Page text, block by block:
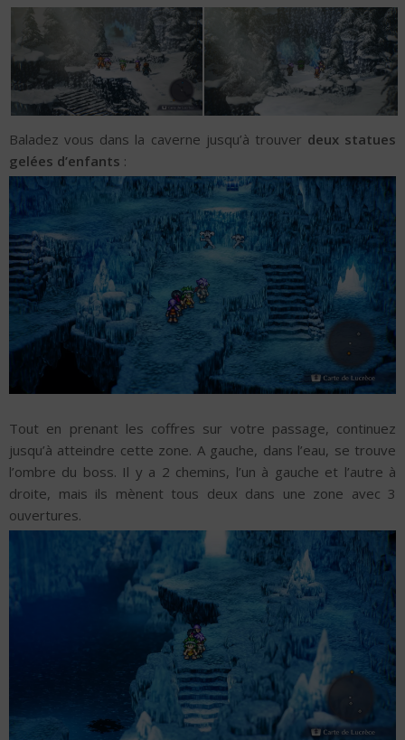
Baladez vous dans la caverne jusqu’à trouver deux statues
gelées d’enfants :
Tout en prenant les coffres sur votre passage, continuez
jusqu’à atteindre cette zone. A gauche, dans l’eau, se trouve
l’ombre du boss. Il y a 2 chemins, l’un à gauche et l’autre à
droite, mais ils mènent tous deux dans une zone avec 3
ouvertures.